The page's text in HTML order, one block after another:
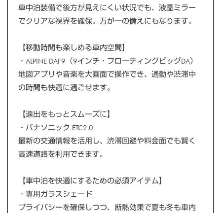
車中泊装備で後方が見えにくい状況でも、液晶ミラー
でクリアな視界を確保。万が一の備えにもなります。
【移動時間も楽しめる車内空間】
・ALPINE DAF9（9インチ・フローティングビッグDA）
地図アプリや音楽を大画面で操作でき、通勤や渋滞中
の時間も快適に過ごせます。
【遠出をもっとスムーズに】
・パナソニック ETC2.0
最新の交通情報を活用し、渋滞回避や料金面でも賢く
高速道路を利用できます。
【車中泊を快適にするための必須アイテム】
・専用ガラスシェード
プライバシーを確保しつつ、断熱効果で夏も冬も車内